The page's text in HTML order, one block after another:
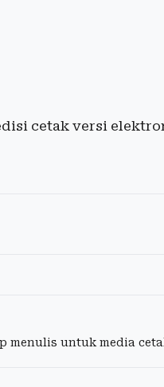
cetak versi
menulis untuk media